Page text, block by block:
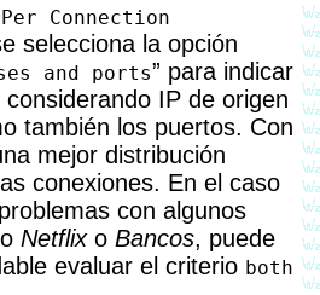
Per Connection
selecciona la opción
and ports” para indicar
IP de origen
también los puertos. Con
mejor distribución
conexiones. En el caso
con algunos
Netflixo Bancos, puede
evaluar el criterio both